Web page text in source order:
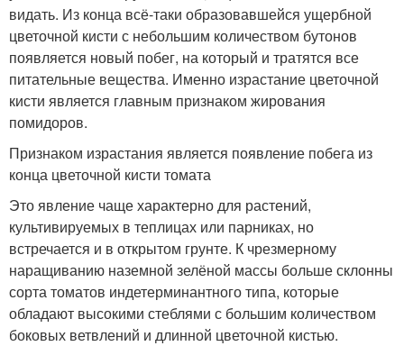
видать. Из конца всё-таки образовавшейся ущербной
цветочной кисти с небольшим количеством бутонов
появляется новый побег, на который и тратятся все
питательные вещества. Именно израстание цветочной
кисти является главным признаком жирования
помидоров.
Признаком израстания является появление побега из
конца цветочной кисти томата
Это явление чаще характерно для растений,
культивируемых в теплицах или парниках, но
встречается и в открытом грунте. К чрезмерному
наращиванию наземной зелёной массы больше склонны
сорта томатов индетерминантного типа, которые
обладают высокими стеблями с большим количеством
боковых ветвлений и длинной цветочной кистью.